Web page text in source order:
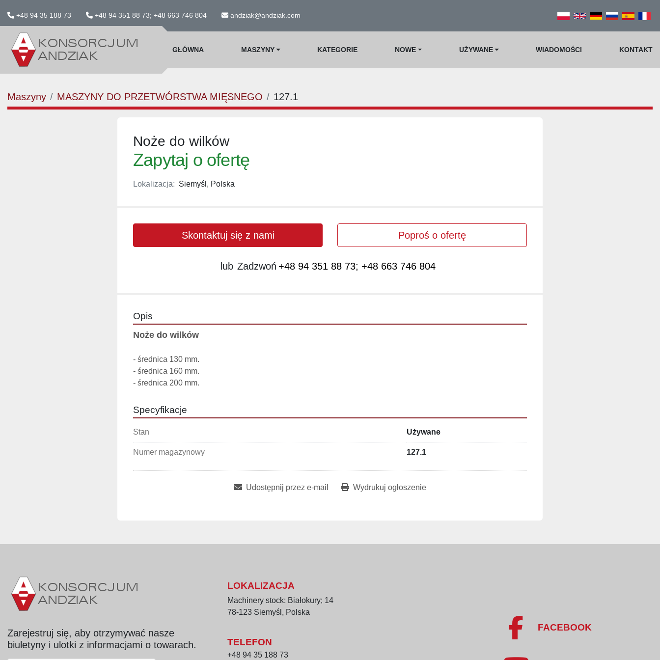
+48 94 35 188 73 +48 94 351 88 73; +48 663 746 804 andziak@andziak.com
GŁÓWNA MASZYNY KATEGORIE NOWE UŻYWANE WIADOMOŚCI KONTAKT
Maszyny MASZYNY DO PRZETWÓRSTWA MIĘSNEGO 127.1
Noże do wilków
Zapytaj o ofertę
Lokalizacja: Siemyśl, Polska
Skontaktuj się z nami Poproś o ofertę
lub Zadzwoń +48 94 351 88 73; +48 663 746 804
Opis
Noże do wilków
- średnica 130 mm.
- średnica 160 mm.
- średnica 200 mm.
Specyfikacje
Stan Używane
Numer magazynowy 127.1
Udostępnij przez e-mail Wydrukuj ogłoszenie
Zarejestruj się, aby otrzymywać nasze
biuletyny i ulotki z informacjami o towarach.
LOKALIZACJA
Machinery stock: Białokury; 14
78-123 Siemyśl, Polska
TELEFON
+48 94 35 188 73
FACEBOOK